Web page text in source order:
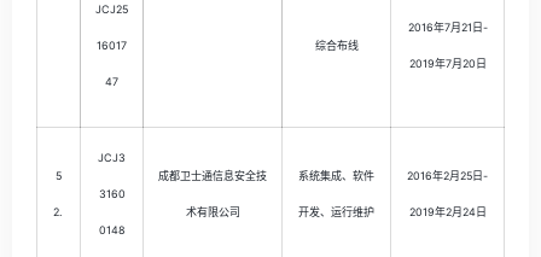
JCJ25
16017
47
综合布线
2016年7月21日-
2019年7月20日
5
2.
JCJ3
3160
0148
成都卫士通信息安全技
术有限公司
系统集成、软件
开发、运行维护
2016年2月25日-
2019年2月24日